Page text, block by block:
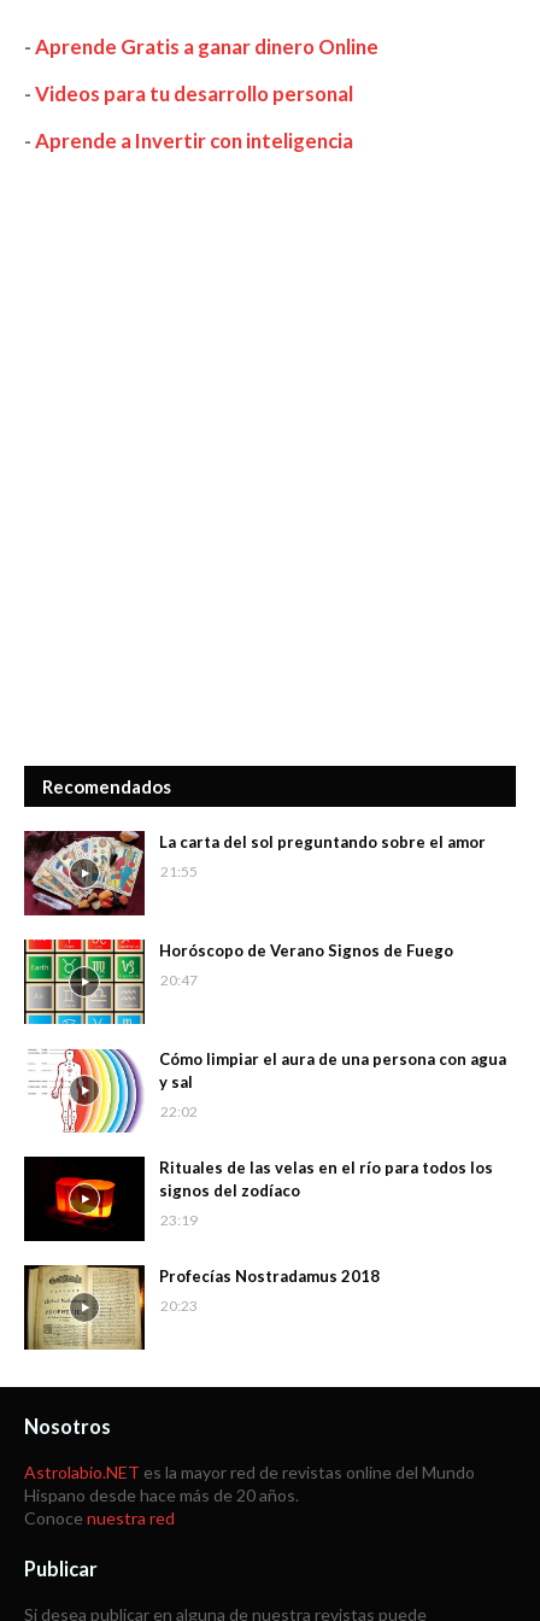
-Aprende Gratis a ganar dinero Online
-Videos para tu desarrollo personal
-Aprende a Invertir con inteligencia
Recomendados
La carta del sol preguntando sobre el amor
21:55
Horóscopo de Verano Signos de Fuego
20:47
Cómo limpiar el aura de una persona con agua
y sal
22:02
Rituales de las velas en el río para todos los
signos del zodíaco
23:19
Profecías Nostradamus 2018
20:23
Nosotros
Astrolabio.NET es la mayor red de revistas online del Mundo
Hispano desde hace más de 20 años.
Conoce nuestra red
Publicar
Si desea publicar en alguna de nuestra revistas puede